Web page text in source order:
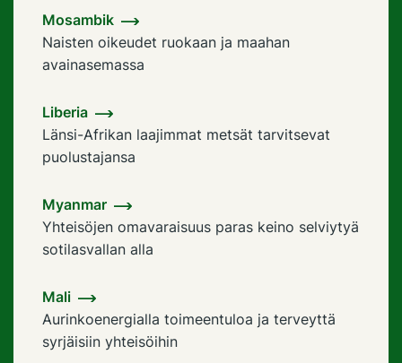
Mosambik
Naisten oikeudet ruokaan ja maahan
avainasemassa
Liberia
Länsi-Afrikan laajimmat metsät tarvitsevat
puolustajansa
Myanmar
Yhteisöjen omavaraisuus paras keino selviytyä
sotilasvallan alla
Mali
Aurinkoenergialla toimeentuloa ja terveyttä
syrjäisiin yhteisöihin